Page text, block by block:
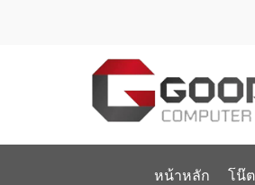
หน้าหลัก โน๊